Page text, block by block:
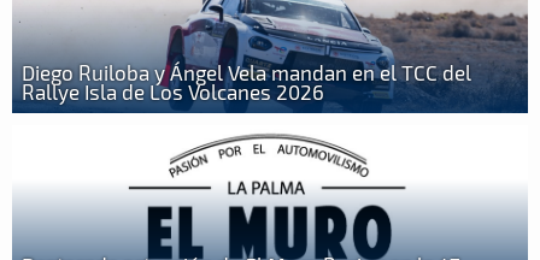
Diego Ruiloba y Ángel Vela mandan en el TCC del
Rallye Isla de Los Volcanes 2026